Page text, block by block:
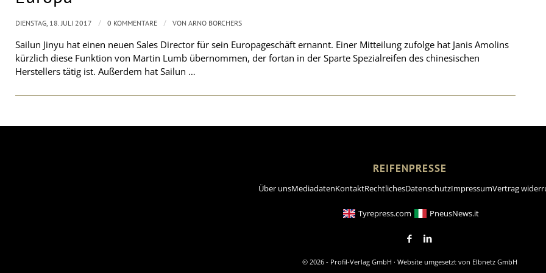
Sailun Jinyu hat einen neuen Sales Director für sein Europageschäft ernannt. Einer Mitteilung zufolge hat Janis Amolins
kürzlich diese Funktion von Martin Lumb übernommen, der fortan in der Sparte Spezialreifen des chinesischen
Herstellers tätig ist. Außerdem hat Sailun …
DIENSTAG, 18. JULI 2017 / 0 KOMMENTARE / VON ARNO BORCHERS
REIFENPRESSE
Über unsMediadatenKontaktRechtlichesDatenschutzImpressumVertrag
Tyrepress.com PneusNews.it
© 2026 - Profil-Verlag GmbH · Website umgesetzt von Elbnetz GmbH